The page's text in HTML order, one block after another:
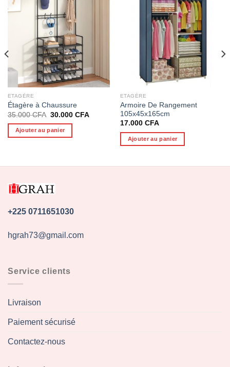
ETAGÈRE
Étagère à Chaussure
35.000CFA Le
initial
était :
30.000 CFALe
30.000 CFA.
Ajouter au panier
ETAGÈRE
Armoire De Rangement
105x45x165cm
17.000 CFA
Ajouter au panier
+225 0711651030
hgrah73@gmail.com
Service clients
Livraison
Paiement sécurisé
Contactez-nous